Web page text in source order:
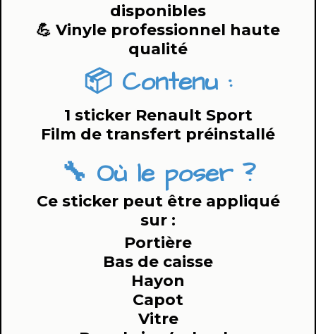
disponibles
💪 Vinyle professionnel haute
qualité
📦 Contenu :
1 sticker Renault Sport
Film de transfert préinstallé
🔧 Où le poser ?
Ce sticker peut être appliqué
sur :
Portière
Bas de caisse
Hayon
Capot
Vitre